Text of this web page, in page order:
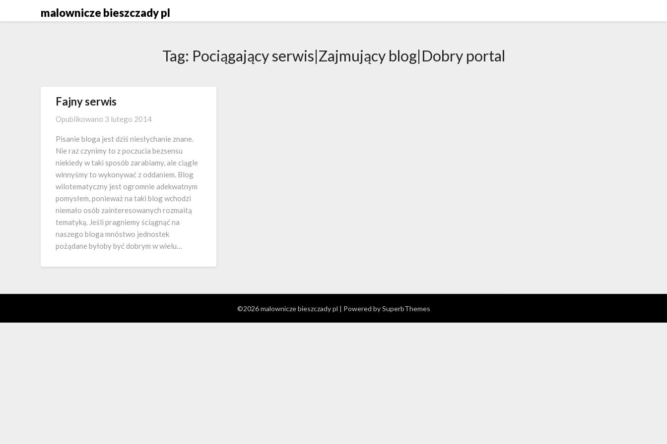
malownicze bieszczady pl
Tag: Pociągający serwis|Zajmujący blog|Dobry portal
Fajny serwis
Opublikowano 3 lutego 2014
Pisanie bloga jest dziś niesłychanie znane.
Nie raz czynimy to z poczucia bezsensu
niekiedy w taki sposób zarabiamy, ale ciągle
winnyśmy to wykonywać z oddaniem. Blog
wilotematyczny jest ogromnie adekwatnym
pomysłem, ponieważ na taki blog wchodzi
niemało osób zainteresowanych rozmaitą
tematyką. Jeśli pragniemy ściągnąć na
naszego bloga mnóstwo jednostek
pożądane byłoby być dobrym w wielu…
©2026 malownicze bieszczady pl | Powered bySuperbThemes